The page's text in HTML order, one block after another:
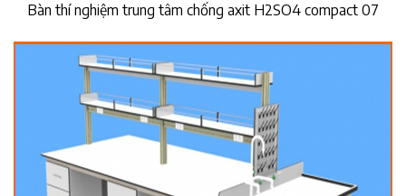
Bàn thí nghiệm trung tâm chống axit H2SO4 compact 07